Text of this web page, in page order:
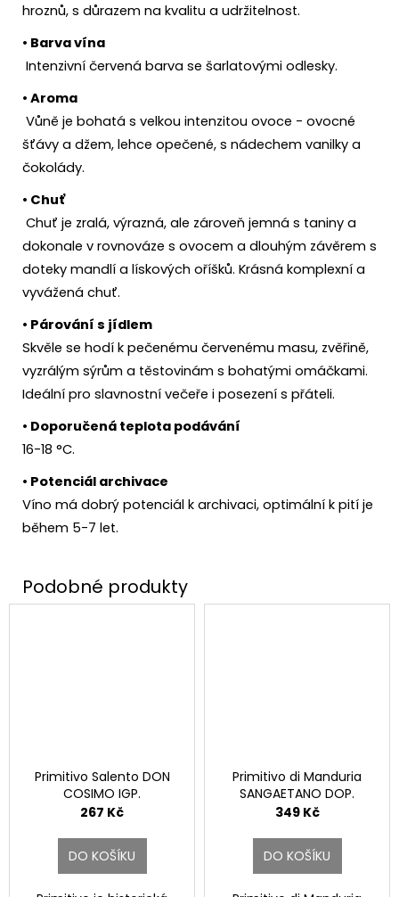
hroznů, s důrazem na kvalitu a udržitelnost.
• Barva vína
Intenzivní červená barva se šarlatovými odlesky.
• Aroma
Vůně je bohatá s velkou intenzitou ovoce - ovocné
šťávy a džem, lehce opečené, s nádechem vanilky a
čokolády.
• Chuť
Chuť je zralá, výrazná, ale zároveň jemná s taniny a
dokonale v rovnováze s ovocem a dlouhým závěrem s
doteky mandlí a lískových oříšků. Krásná komplexní a
vyvážená chuť.
• Párování s jídlem
Skvěle se hodí k pečenému červenému masu, zvěřině,
vyzrálým sýrům a těstovinám s bohatými omáčkami.
Ideální pro slavnostní večeře i posezení s přáteli.
• Doporučená teplota podávání
16-18 °C.
• Potenciál archivace
Víno má dobrý potenciál k archivaci, optimální k pití je
během 5-7 let.
Primitivo Salento DON
COSIMO IGP.
267 Kč
DO KOŠÍKU
Primitivo di Manduria
SANGAETANO DOP.
349 Kč
DO KOŠÍKU